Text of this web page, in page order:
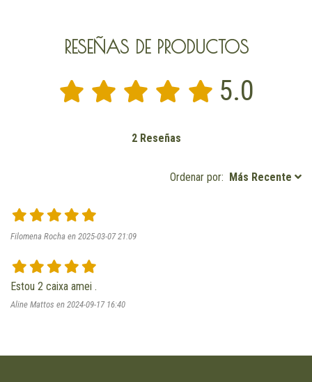
RESEÑAS DE PRODUCTOS
5.0
2 Reseñas
Ordenar por: Más Recente
Filomena Rocha en 2025-03-07 21:09
Aline Mattos en 2024-09-17 16:40